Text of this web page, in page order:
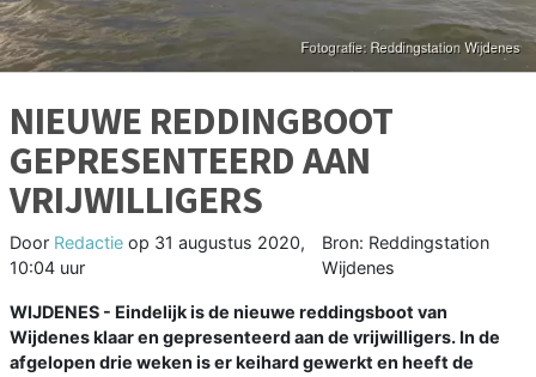
NIEUWE REDDINGBOOT
GEPRESENTEERD AAN
VRIJWILLIGERS
Door Redactie op 31 augustus 2020,
10:04 uur
Bron: Reddingstation
Wijdenes
WIJDENES - Eindelijk is de nieuwe reddingsboot van
Wijdenes klaar en gepresenteerd aan de vrijwilligers. In de
afgelopen drie weken is er keihard gewerkt en heeft de